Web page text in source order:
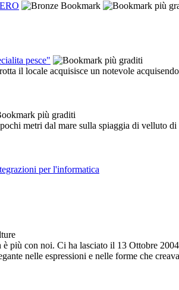
pesce"
il locale acquisisce un notevole
metri dal mare sulla spiaggia di velluto
per l'informatica
più con noi. Ci ha lasciato il 13 Ottobre
nelle espressioni e nelle forme che